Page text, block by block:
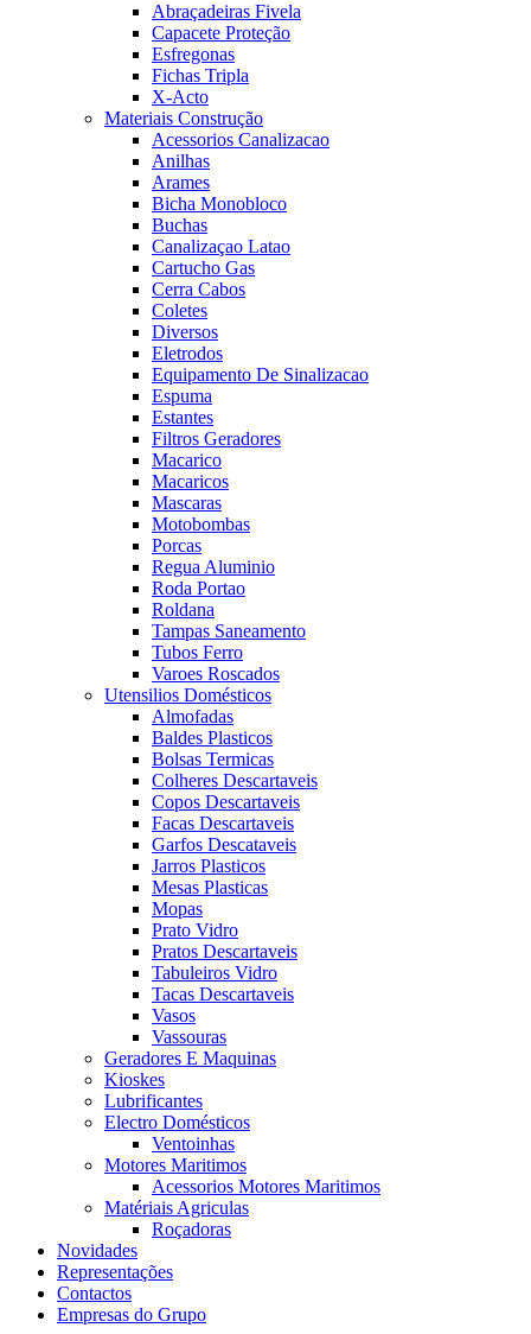
Abraçadeiras Fivela
Capacete Proteção
Esfregonas
Fichas Tripla
X-Acto
Materiais Construção
Acessorios Canalizacao
Anilhas
Arames
Bicha Monobloco
Buchas
Canalizaçao Latao
Cartucho Gas
Cerra Cabos
Coletes
Diversos
Eletrodos
Equipamento De Sinalizacao
Espuma
Estantes
Filtros Geradores
Macarico
Macaricos
Mascaras
Motobombas
Porcas
Regua Aluminio
Roda Portao
Roldana
Tampas Saneamento
Tubos Ferro
Varoes Roscados
Utensilios Domésticos
Almofadas
Baldes Plasticos
Bolsas Termicas
Colheres Descartaveis
Copos Descartaveis
Facas Descartaveis
Garfos Descataveis
Jarros Plasticos
Mesas Plasticas
Mopas
Prato Vidro
Pratos Descartaveis
Tabuleiros Vidro
Tacas Descartaveis
Vasos
Vassouras
Geradores E Maquinas
Kioskes
Lubrificantes
Electro Domésticos
Ventoinhas
Motores Maritimos
Acessorios Motores Maritimos
Matériais Agriculas
Roçadoras
Novidades
Representações
Contactos
Empresas do Grupo